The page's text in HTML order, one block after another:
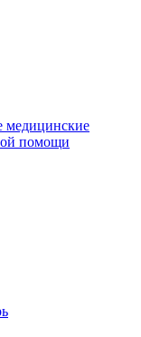
медицинские
помощи